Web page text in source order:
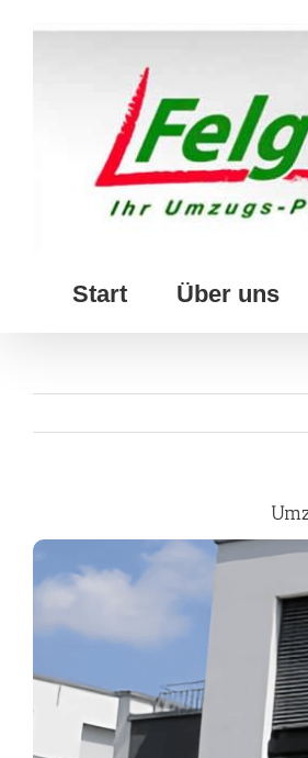
Start Über uns